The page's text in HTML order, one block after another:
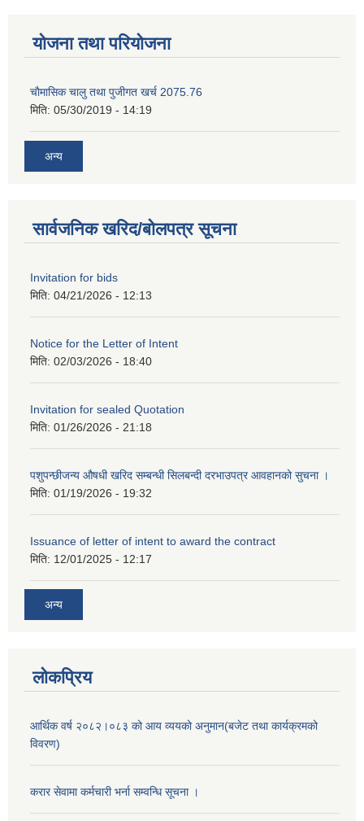
योजना तथा परियोजना
चाैमासिक चालु तथा पुजीगत खर्च 2075.76
मिति: 05/30/2019 - 14:19
अन्य
सार्वजनिक खरिद/बोलपत्र सूचना
Invitation for bids
मिति: 04/21/2026 - 12:13
Notice for the Letter of Intent
मिति: 02/03/2026 - 18:40
Invitation for sealed Quotation
मिति: 01/26/2026 - 21:18
पशुपन्छीजन्य औषधी खरिद सम्बन्धी सिलबन्दी दरभाउपत्र आवहानको सुचना ।
मिति: 01/19/2026 - 19:32
Issuance of letter of intent to award the contract
मिति: 12/01/2025 - 12:17
अन्य
लोकप्रिय
आर्थिक वर्ष २०८२।०८३ को आय व्ययको अनुमान(बजेट तथा कार्यक्रमको
विवरण)
करार सेवामा कर्मचारी भर्ना सम्वन्धि सूचना ।